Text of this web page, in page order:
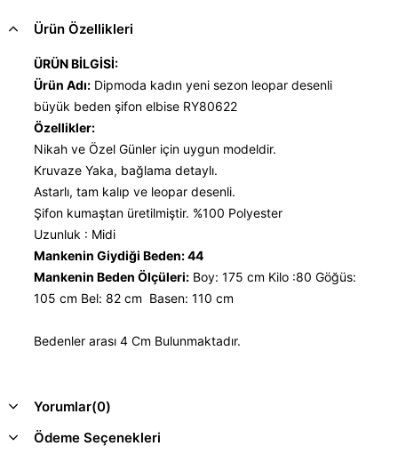
Ürün Özellikleri
ÜRÜN BİLGİSİ:
Ürün Adı: Dipmoda kadın yeni sezon leopar desenli
büyük beden şifon elbise RY80622
Özellikler:
Nikah ve Özel Günler için uygun modeldir.
Kruvaze Yaka, bağlama detaylı.
Astarlı, tam kalıp ve leopar desenli.
Şifon kumaştan üretilmiştir. %100 Polyester
Uzunluk : Midi
Mankenin Giydiği Beden: 44
Mankenin Beden Ölçüleri: Boy: 175 cm Kilo :80 Göğüs:
105 cm Bel: 82 cm Basen: 110 cm
Bedenler arası 4 Cm Bulunmaktadır.
Yorumlar(0)
Ödeme Seçenekleri